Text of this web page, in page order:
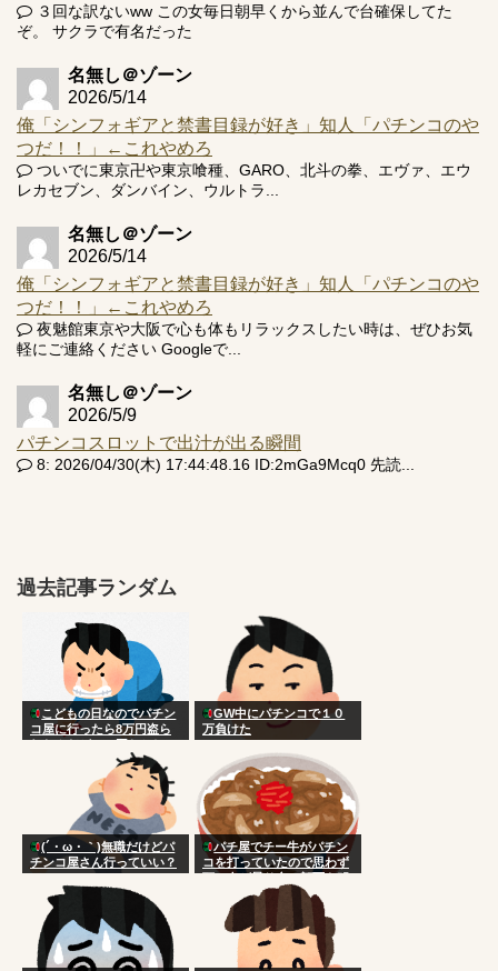
３回な訳ないww この女毎日朝早くから並んで台確保してた
ぞ。 サクラで有名だった
名無し＠ゾーン
2026/5/14
俺「シンフォギアと禁書目録が好き」知人「パチンコのや
つだ！！」←これやめろ
ついでに東京卍や東京喰種、GARO、北斗の拳、エヴァ、エウ
レカセブン、ダンバイン、ウルトラ...
名無し＠ゾーン
2026/5/14
俺「シンフォギアと禁書目録が好き」知人「パチンコのや
つだ！！」←これやめろ
夜魅館東京や大阪で心も体もリラックスしたい時は、ぜひお気
軽にご連絡ください Googleで...
名無し＠ゾーン
2026/5/9
パチンコスロットで出汁が出る瞬間
8: 2026/04/30(木) 17:44:48.16 ID:2mGa9Mcq0 先読...
過去記事ランダム
こどもの日なのでパチン
コ屋に行ったら8万円盗ら
れたんだがこの国おかしい
GW中にパチンコで１０
万負けた
(´・ω・｀)無職だけどパ
チンコ屋さん行っていい？
パチ屋でチー牛がパチン
コを打っていたので思わず
頭に血が昇り台に顔面を叩
きつけた